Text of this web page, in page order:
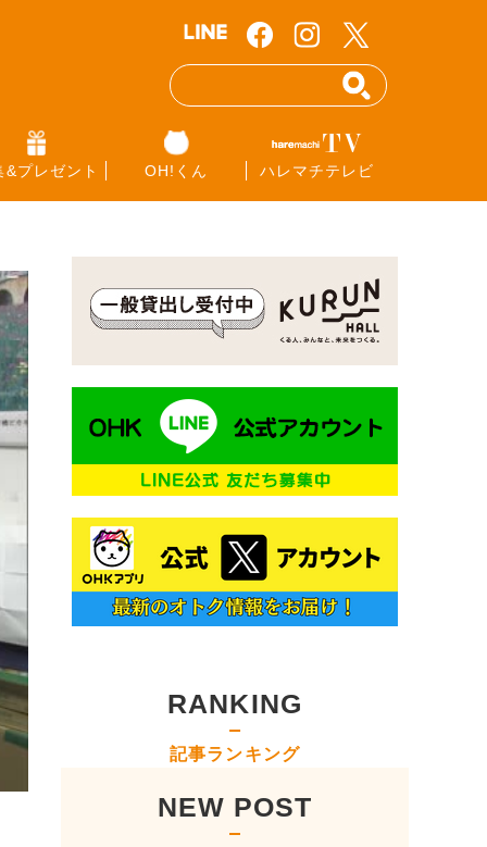
&プレゼント OH!くん ハレマチテレビ
RANKING
記事ランキング
NEW POST